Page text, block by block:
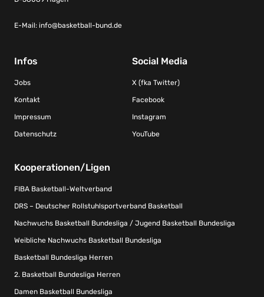
E-Mail: info@basketball-bund.de
Infos
Jobs
Kontakt
Impressum
Datenschutz
Social Media
X (fka Twitter)
Facebook
Instagram
YouTube
Kooperationen/Ligen
FIBA Basketball-Weltverband
DRS – Deutscher Rollstuhlsportverband Basketball
Nachwuchs Basketball Bundesliga / Jugend Basketball Bundesliga
Weibliche Nachwuchs Basketball Bundesliga
Basketball Bundesliga Herren
2. Basketball Bundesliga Herren
Damen Basketball Bundesliga